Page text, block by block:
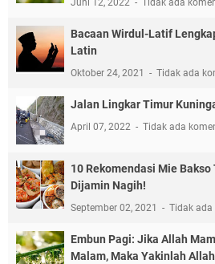
ADS
TOTAL TAYANGAN HALAMAN
4,412,226